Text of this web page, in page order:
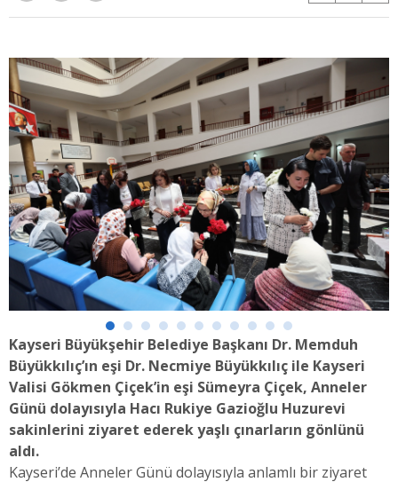
Kayseri Büyükşehir Belediye Başkanı Dr. Memduh
Büyükkılıç’ın eşi Dr. Necmiye Büyükkılıç ile Kayseri
Valisi Gökmen Çiçek’in eşi Sümeyra Çiçek, Anneler
Günü dolayısıyla Hacı Rukiye Gazioğlu Huzurevi
sakinlerini ziyaret ederek yaşlı çınarların gönlünü
aldı.
Kayseri’de Anneler Günü dolayısıyla anlamlı bir ziyaret